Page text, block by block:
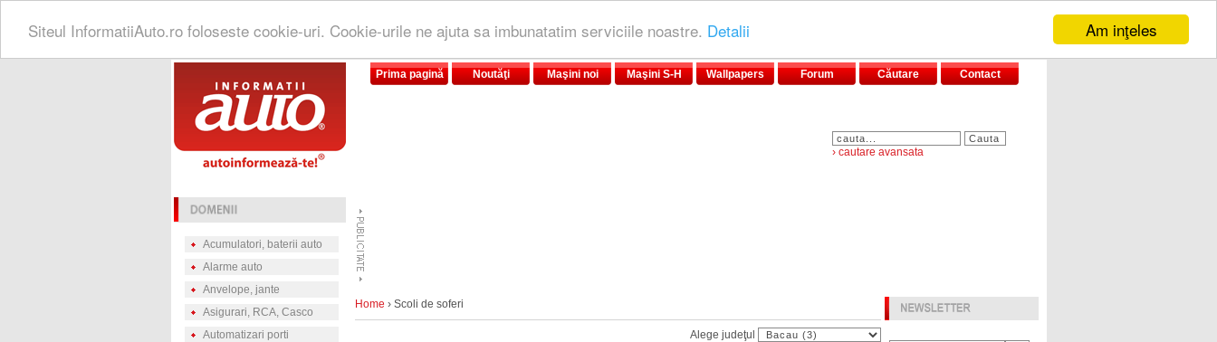
Am inţeles
Siteul InformatiiAuto.ro foloseste cookie-uri. Cookie-urile ne ajuta sa imbunatatim serviciile noastre. Detalii
Prima pagină Noutăţi Maşini noi Maşini S-H Wallpapers Forum Căutare Contact
› cautare avansata
Acumulatori, baterii auto
Alarme auto
Anvelope, jante
Asigurari, RCA, Casco
Automatizari porti
Home › Scoli de soferi
Alege judeţul